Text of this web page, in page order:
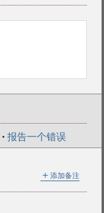
• 报告一个错误
＋ 添加备注